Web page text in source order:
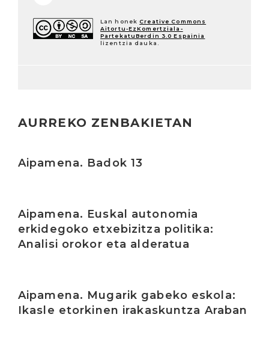
Lan honek Creative Commons
Aitortu-EzKomertziala-
PartekatuBerdin 3.0 Espainia
lizentzia dauka.
AURREKO ZENBAKIETAN
Aipamena. Badok 13
Aipamena. Euskal autonomia
erkidegoko etxebizitza politika:
Analisi orokor eta alderatua
Aipamena. Mugarik gabeko eskola:
Ikasle etorkinen irakaskuntza Araban